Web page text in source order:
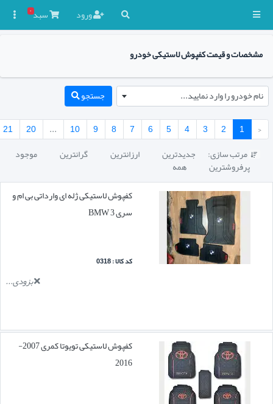
ورود سبد۰
مشخصات و قیمت کفپوش لاستیکی خودرو
نام خودرو را وارد نمایید...
جستجو
‹
1
2
3
4
5
6
7
8
9
10
...
20
21
 مرتب سازی: جدیدترین ارزانترین گرانترین موجود
پرفروشترین
همه
کفپوش لاستیکی ژله ای وارداتی بی ام و
سری 3 BMW
کد کالا : 0318
بزودی...
کفپوش لاستیکی تویوتا کمری 2007-
2016